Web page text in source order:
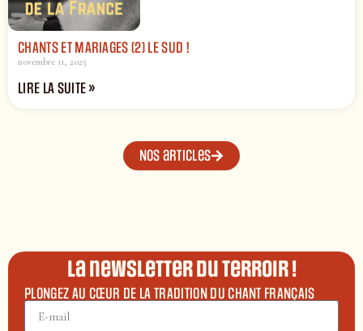
CHANTS ET MARIAGES (2) LE SUD !
novembre 11, 2025
LIRE LA SUITE »
Nos articles
La newsletter du terroir !
PLONGEZ AU CŒUR DE LA TRADITION DU CHANT FRANÇAIS